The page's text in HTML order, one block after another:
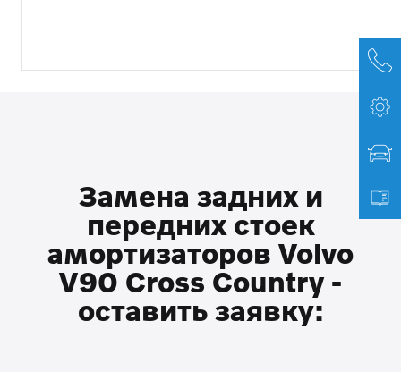
Замена задних и
передних стоек
амортизаторов Volvo
V90 Cross Country -
оставить заявку: